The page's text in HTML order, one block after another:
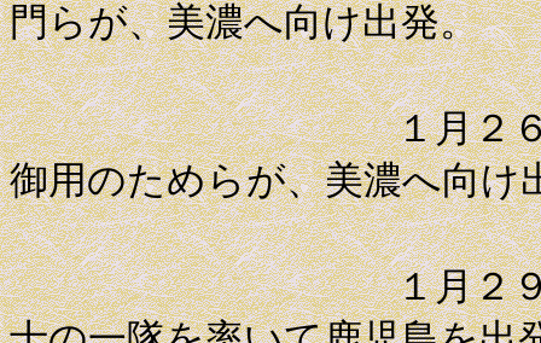
門らが、美濃へ向け出発。
１月２６日 代
御用のためらが、美濃へ向け
１月２９日 総